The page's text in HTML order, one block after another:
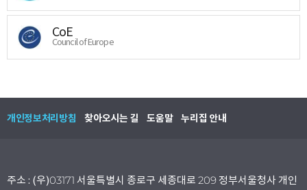
CoE
Council of Europe
개인정보처리방침 찾아오시는 길 도움말 누리집 안내
주소 : (우)03171 서울특별시 종로구 세종대로 209 정부서울청사 개인